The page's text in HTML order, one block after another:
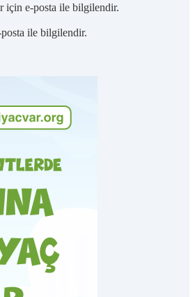
için e-posta ile bilgilendir.
ile bilgilendir.